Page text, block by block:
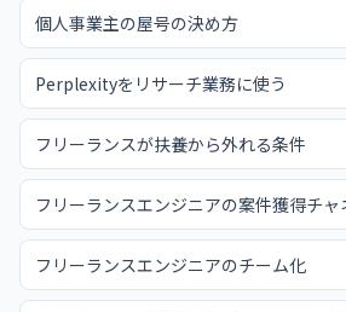
個人事業主の屋号の決め方
Perplexityをリサーチ業務に使う
フリーランスが扶養から外れる条件
フリーランスエンジニアの案件獲得チャ
フリーランスエンジニアのチーム化